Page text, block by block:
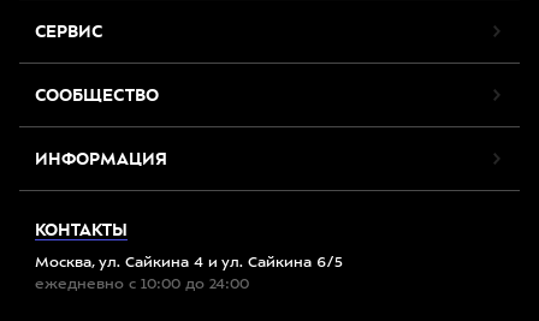
СЕРВИС
СООБЩЕСТВО
ИНФОРМАЦИЯ
КОНТАКТЫ
Москва, ул. Сайкина 4 и ул. Сайкина 6/5
ежедневно с 10:00 до 24:00